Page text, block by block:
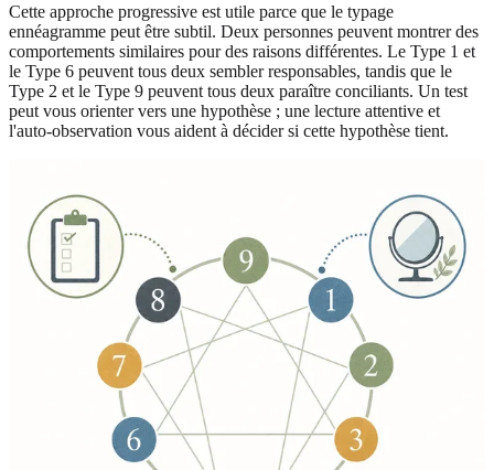
Cette approche progressive est utile parce que le typage
ennéagramme peut être subtil. Deux personnes peuvent montrer des
comportements similaires pour des raisons différentes. Le Type 1 et
le Type 6 peuvent tous deux sembler responsables, tandis que le
Type 2 et le Type 9 peuvent tous deux paraître conciliants. Un test
peut vous orienter vers une hypothèse ; une lecture attentive et
l'auto-observation vous aident à décider si cette hypothèse tient.